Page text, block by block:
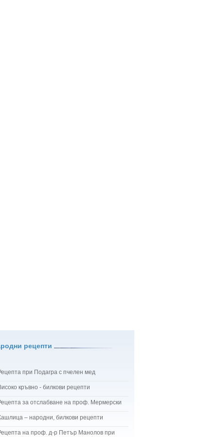
рецепти
при Подагра с пчелен мед
кръвно - билкови рецепти
за отслабване на проф. Мермерски
– народни, билкови рецепти
на проф. д-р Петър Манолов при